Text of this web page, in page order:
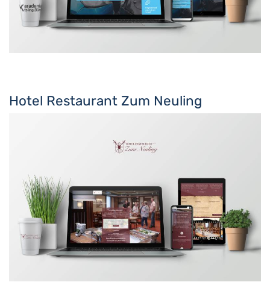
Hotel Restaurant Zum Neuling